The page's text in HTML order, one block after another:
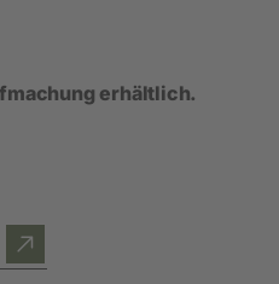
erhältlich.